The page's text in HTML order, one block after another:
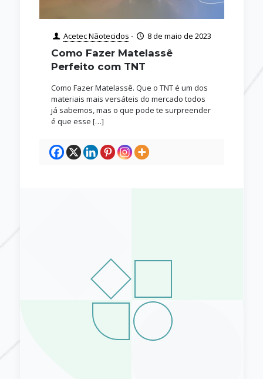
Acetec Nãotecidos - 8 de maio de 2023
Como Fazer Matelassê
Perfeito com TNT
Como Fazer Matelassê. Que o TNT é um dos
materiais mais versáteis do mercado todos
já sabemos, mas o que pode te surpreender
é que esse […]